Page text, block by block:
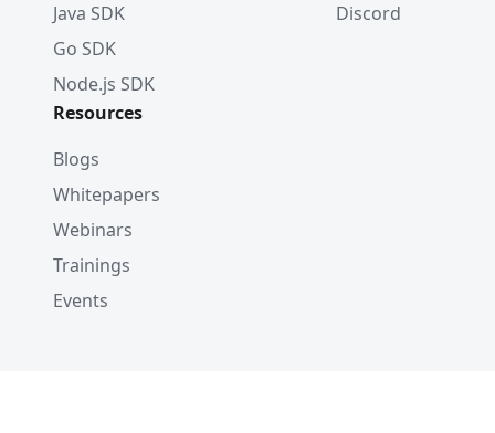
Java SDK
Go SDK
Node.js SDK
Discord
Resources
Blogs
Whitepapers
Webinars
Trainings
Events